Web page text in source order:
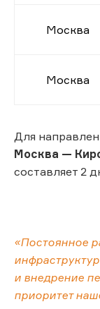
Москва
Москва
Для
Москва —
составляет 2
«Постоянное
и внедрение
приоритет